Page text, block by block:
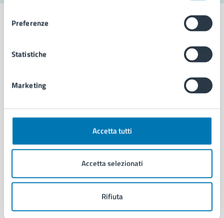
Preferenze
Statistiche
Marketing
Accetta tutti
Accetta selezionati
Rifiuta
Comune di Napoli
AMMINISTRAZIONE
Organi di governo
Enti e fondazioni
Personale amministrativo
Intranet, posta aziendale e protocollo